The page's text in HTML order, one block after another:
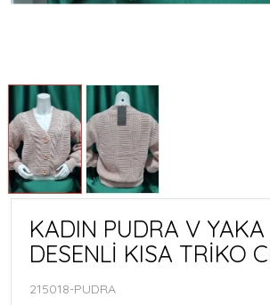
KADIN PUDRA V YAKA
DESENLİ KISA TRİKO
215018-PUDRA